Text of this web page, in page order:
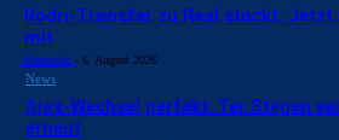
Rodri-Transfer zu Real stockt:
mit
Barçawelt - 6. August 2026
News
Ajax-Wechsel perfekt: Ter Stegen
erneut